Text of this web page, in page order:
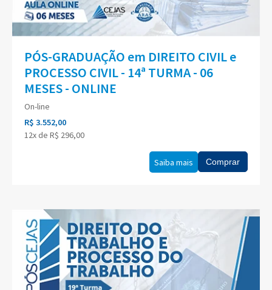
PÓS-GRADUAÇÃO em DIREITO CIVIL e
PROCESSO CIVIL - 14ª TURMA - 06
MESES - ONLINE
On-line
R$ 3.552,00
12x de R$ 296,00
Saiba mais Comprar